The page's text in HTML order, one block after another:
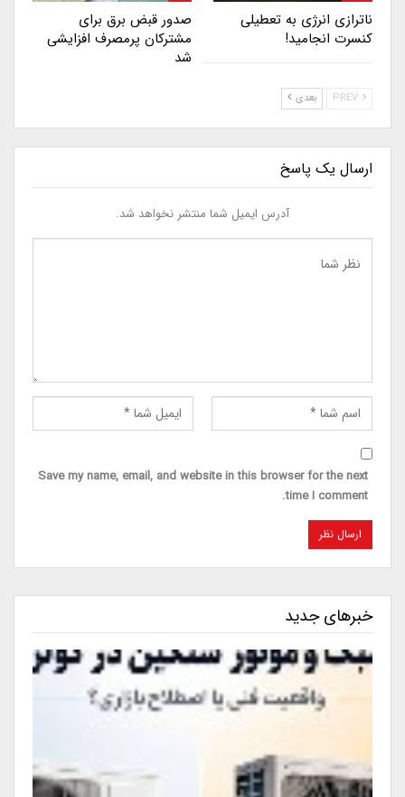
ناترازی انرژی به تعطیلی
کنسرت انجامید!
صدور قبض برق برای
مشترکان پرمصرف افزایشی
شد
بعدی
ارسال یک پاسخ
آدرس ایمیل شما منتشر نخواهد شد.
Save my name, email, and website in this browser for the next
time I comment.
خبرهای جدید